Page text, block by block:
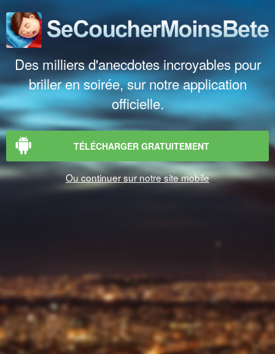
Des milliers d'anecdotes incroyables pour
briller en soirée, sur notre application
officielle.
TÉLÉCHARGER GRATUITEMENT
Ou continuer sur notre site mobile